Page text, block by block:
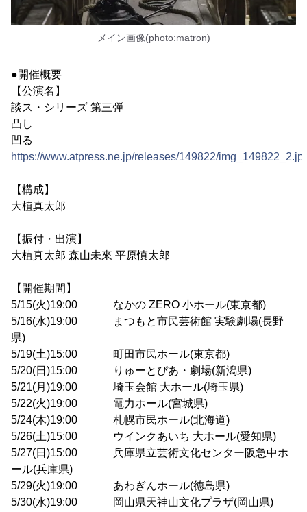
メイン画像(photo:matron)
●開催概要
【公演名】
談ス・シリーズ 第三弾
凸し
凹る
https://www.atpress.ne.jp/releases/149822/
【構成】
大植真太郎
【振付・出演】
大植真太郎 森山未來 平原慎太郎
【開催期間】
5/15(火)19:00 なかの ZERO 小ホール(東京都)
5/16(水)19:00 まつもと市民芸術館 実験劇場(長野
県)
5/19(土)15:00 町田市民ホール(東京都)
5/20(日)15:00 りゅーとぴあ・劇場(新潟県)
5/21(月)19:00 埼玉会館 大ホール(埼玉県)
5/22(火)19:00 電力ホール(宮城県)
5/24(木)19:00 札幌市民ホール(北海道)
5/26(土)15:00 ウインクあいち 大ホール(愛知県)
5/27(日)15:00 兵庫県立芸術文化センター阪急中ホ
ール(兵庫県)
5/29(火)19:00 あわぎんホール(徳島県)
5/30(水)19:00 岡山県天神山文化プラザ(岡山県)